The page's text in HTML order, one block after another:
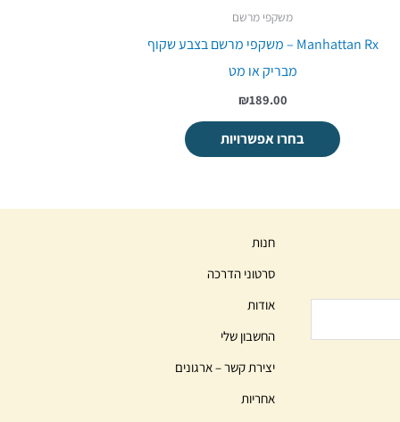
משקפי מרשם
Manhattan Rx – משקפי מרשם בצבע שקוף
מבריק או מט
₪189.00
בחרו אפשרויות
חנות
סרטוני הדרכה
אודות
החשבון שלי
יצירת קשר – ארגונים
אחריות